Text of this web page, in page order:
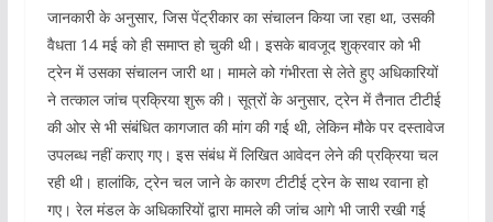
जानकारी के अनुसार, जिस पेंट्रीकार का संचालन किया जा रहा था, उसकी
वैधता 14 मई को ही समाप्त हो चुकी थी। इसके बावजूद शुक्रवार को भी
ट्रेन में उसका संचालन जारी था। मामले को गंभीरता से लेते हुए अधिकारियों
ने तत्काल जांच प्रक्रिया शुरू की। सूत्रों के अनुसार, ट्रेन में तैनात टीटीई
की ओर से भी संबंधित कागजात की मांग की गई थी, लेकिन मौके पर दस्तावेज
उपलब्ध नहीं कराए गए। इस संबंध में लिखित आवेदन लेने की प्रक्रिया चल
रही थी। हालांकि, ट्रेन चल जाने के कारण टीटीई ट्रेन के साथ रवाना हो
गए। रेल मंडल के अधिकारियों द्वारा मामले की जांच आगे भी जारी रखी गई